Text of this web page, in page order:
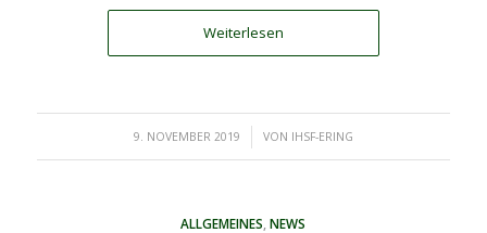
Weiterlesen
9. NOVEMBER 2019
/ VON IHSF-ERING
ALLGEMEINES ,NEWS